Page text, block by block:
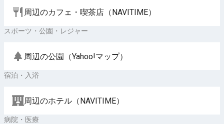
周辺のカフェ・喫茶店（NAVITIME）
スポーツ・公園・レジャー
周辺の公園（Yahoo!マップ）
宿泊・入浴
周辺のホテル（NAVITIME）
病院・医療